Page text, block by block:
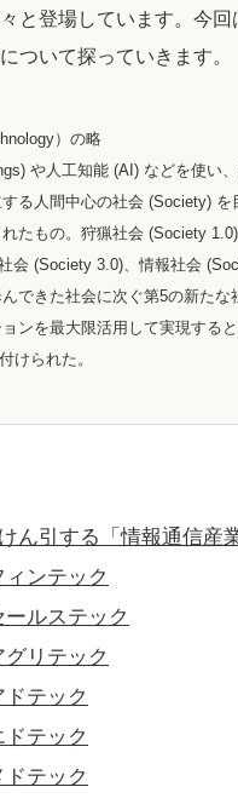
と登場しています。今回
ついて探っていきます。
）の略
や人工知能 (AI) などを使い
る人間中心の社会 (Society) を
たもの。狩猟社会 (Society
会 (Society 3.0)、情報社会
できた社会に次ぐ第5の新たな
ンを最大限活用して実現する
けられた。
ん引する「情報通信産業
ンテック
ルステック
リテック
テック
テック
テック